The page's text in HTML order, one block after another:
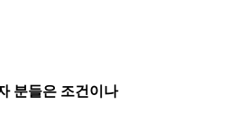
분들은 조건이나